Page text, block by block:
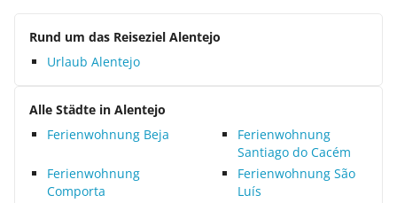
Rund um das Reiseziel Alentejo
Urlaub Alentejo
Alle Städte in Alentejo
Ferienwohnung Beja
Ferienwohnung
Santiago do Cacém
Ferienwohnung
Comporta
Ferienwohnung São
Luís